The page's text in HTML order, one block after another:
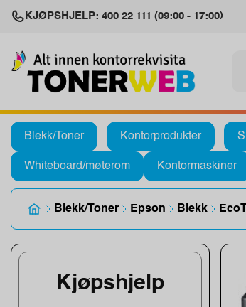
KJØPSHJELP: 400 22 111 (09:00 - 17:00)
Blekk/Toner Kontorprodukter
Whiteboard/møterom Kontormaskiner
Blekk/Toner Epson Blekk
Kjøpshjelp